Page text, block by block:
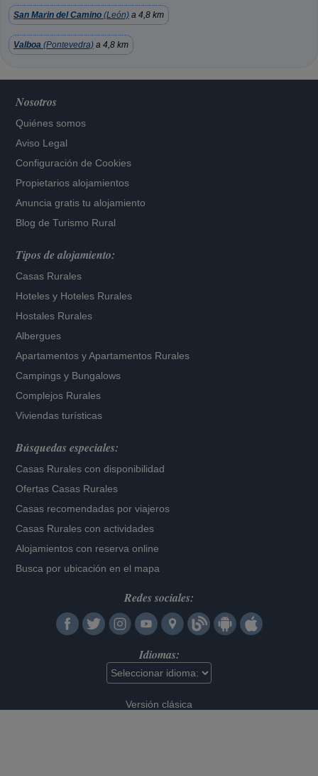
San Marin del Camino (León) a 4,8 km
Valboa (Pontevedra) a 4,8 km
Nosotros
Quiénes somos
Aviso Legal
Configuración de Cookies
Propietarios alojamientos
Anuncia gratis tu alojamiento
Blog de Turismo Rural
Tipos de alojamiento:
Casas Rurales
Hoteles y Hoteles Rurales
Hostales Rurales
Albergues
Apartamentos yApartamentos Rurales
Campings y Bungalows
Complejos Rurales
Viviendas turísticas
Búsquedas especiales:
Casas Rurales con disponibilidad
Ofertas Casas Rurales
Casas recomendadas por viajeros
Casas Rurales con actividades
Alojamientos con reserva online
Busca por ubicación en el mapa
Redes sociales:
Idiomas:
Versión clásica